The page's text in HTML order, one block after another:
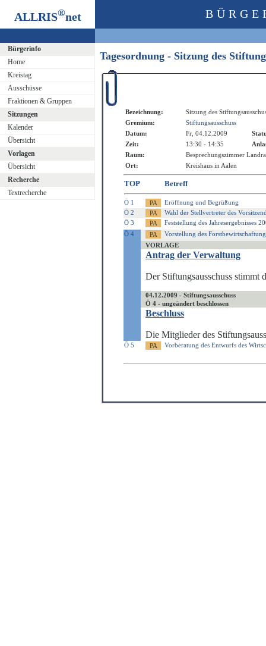
ALLRIS®net
Bürgerinfo
Home
Kreistag
Ausschüsse
Fraktionen & Gruppen
Sitzungen
Kalender
Übersicht
Vorlagen
Übersicht
Recherche
Textrecherche
Tagesordnung - Sitzung des
Bezeichnung:
Sitzung des
Gremium:
Stiftungsausschuss
Datum:
Fr, 04.12.2009
Zeit:
13:30 - 14:35
Raum:
Besprechungszimmer
Ort:
Kreishaus in Aalen
TOP Betreff
Ö 1
Eröffnung und Begrüßung
Ö 2
Wahl der Stellvertreter des
Ö 3
Feststellung des Jahresergebnisses
Ö 4
Vorstellung des
VORLAGE
Antrag der Verwaltung
Der Stiftungsausschuss stimmt
04.12.2009 - Stiftungsausschuss
Ö 4 - ungeändert beschlossen
Beschluss
Die Mitglieder des
Ö 5 Vorberatung des Entwurfs des